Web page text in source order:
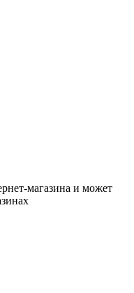
магазина и может